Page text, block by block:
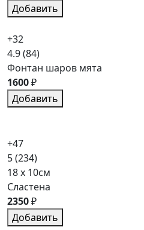
Добавить
+32
4.9(84)
Фонтан шаров мята
1600₽
Добавить
+47
5(234)
18 x 10см
Сластена
2350₽
Добавить